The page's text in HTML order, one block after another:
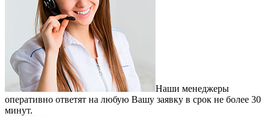
Наши менеджеры
оперативно ответят на любую Вашу заявку в срок не более 30
минут.